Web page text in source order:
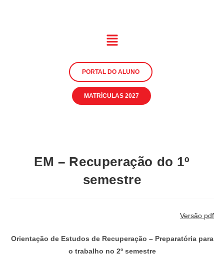
PORTAL DO ALUNO
MATRÍCULAS 2027
EM – Recuperação do 1º
semestre
Versão pdf
Orientação de Estudos de Recuperação – Preparatória para
o trabalho no 2º semestre